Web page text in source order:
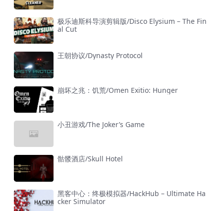
极乐迪斯科导演剪辑版/Disco Elysium – The Fin
al Cut
王朝协议/Dynasty Protocol
崩坏之兆：饥荒/Omen Exitio: Hunger
小丑游戏/The Joker’s Game
骷髅酒店/Skull Hotel
黑客中心：终极模拟器/HackHub – Ultimate Ha
cker Simulator